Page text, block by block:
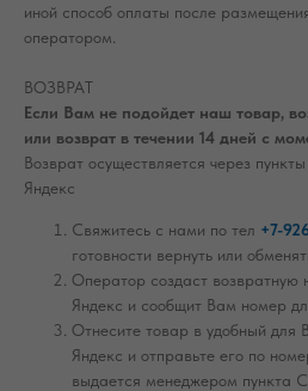
иной способ оплаты после
оператором.
ВОЗВРАТ
Если Вам не подойдет наш товар,
или возврат в течении 14 дней с
Возврат осуществляется через
Яндекс
Свяжитесь с нами по тел +7-
готовности вернуть или
Оператор создаст возвратную
Яндекс и сообщит Вам номер
Отнесите товар в удобный для
Яндекс и отправьте его по
выдается менеджером